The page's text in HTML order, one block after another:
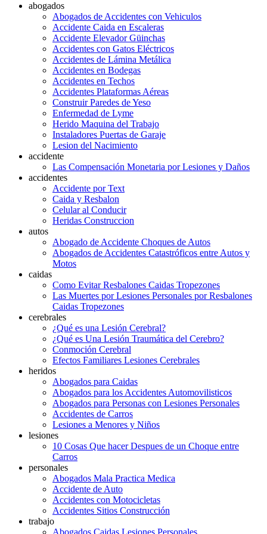
abogados
Abogados de Accidentes con Vehiculos
Accidente Caida en Escaleras
Accidente Elevador Güinchas
Accidentes con Gatos Eléctricos
Accidentes de Lámina Metálica
Accidentes en Bodegas
Accidentes en Techos
Accidentes Plataformas Aéreas
Construir Paredes de Yeso
Enfermedad de Lyme
Herido Maquina del Trabajo
Instaladores Puertas de Garaje
Lesion del Nacimiento
accidente
Las Compensación Monetaria por Lesiones y Daños
accidentes
Accidente por Text
Caida y Resbalon
Celular al Conducir
Heridas Construccion
autos
Abogado de Accidente Choques de Autos
Abogados de Accidentes Catastróficos entre Autos y
Motos
caidas
Como Evitar Resbalones Caidas Tropezones
Las Muertes por Lesiones Personales por Resbalones
Caidas Tropezones
cerebrales
¿Qué es una Lesión Cerebral?
¿Qué es Una Lesión Traumática del Cerebro?
Conmoción Cerebral
Efectos Familiares Lesiones Cerebrales
heridos
Abogados para Caidas
Abogados para los Accidentes Automovilisticos
Abogados para Personas con Lesiones Personales
Accidentes de Carros
Lesiones a Menores y Niños
lesiones
10 Cosas Que hacer Despues de un Choque entre
Carros
personales
Abogados Mala Practica Medica
Accidente de Auto
Accidentes con Motocicletas
Accidentes Sitios Construcción
trabajo